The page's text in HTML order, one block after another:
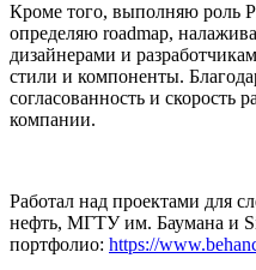
Кроме того, выполняю роль
определяю roadmap,
дизайнерами и
стили и компоненты.
согласованность и скорость
компании.
Работал над проектами для
нефть, МГТУ им. Баумана и
портфолио: https://